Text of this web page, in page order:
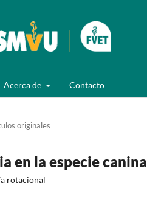
Acerca de Contacto
originales
en la especie canina
rotacional